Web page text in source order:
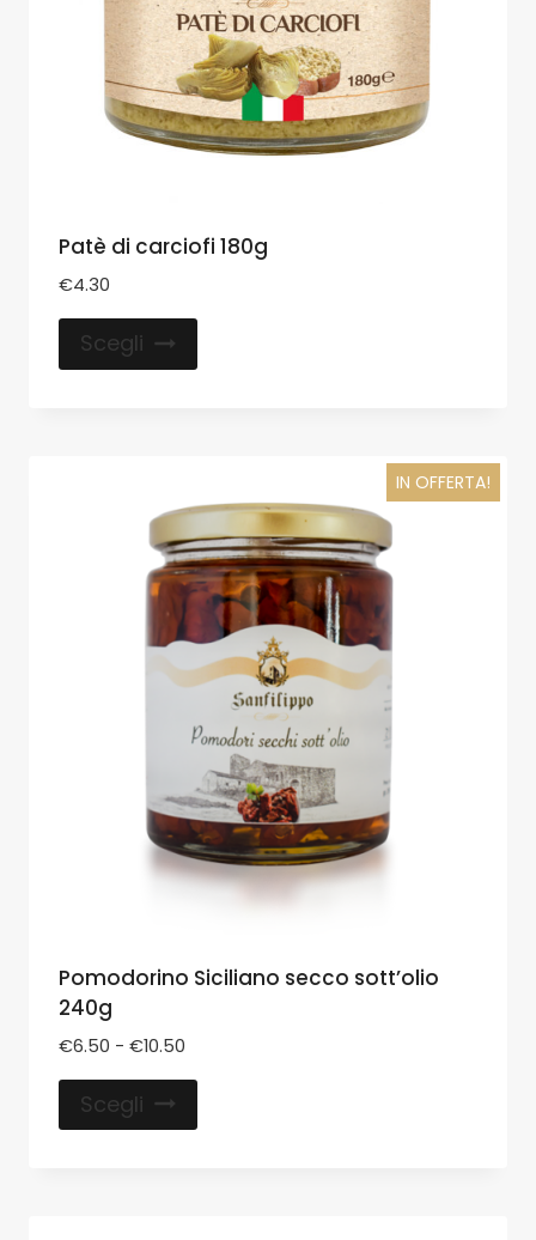
Patè di carciofi 180g
€4.30
Scegli
IN OFFERTA!
Pomodorino Siciliano secco sott’olio
240g
€6.50 - €10.50
Scegli